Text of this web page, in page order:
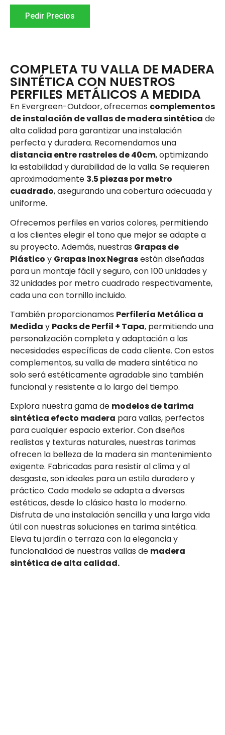
Pedir Precios
COMPLETA TU VALLA DE MADERA
SINTÉTICA CON NUESTROS
PERFILES METÁLICOS A MEDIDA
En Evergreen-Outdoor, ofrecemos complementos
de instalación de vallas de madera sintética de
alta calidad para garantizar una instalación
perfecta y duradera. Recomendamos una
distancia entre rastreles de 40cm, optimizando
la estabilidad y durabilidad de la valla. Se requieren
aproximadamente 3.5 piezas por metro
cuadrado, asegurando una cobertura adecuada y
uniforme.
Ofrecemos perfiles en varios colores, permitiendo
a los clientes elegir el tono que mejor se adapte a
su proyecto. Además, nuestras Grapas de
Plástico y Grapas Inox Negrasestán diseñadas
para un montaje fácil y seguro, con 100 unidades y
32 unidades por metro cuadrado respectivamente,
cada una con tornillo incluido.
También proporcionamos Perfilería Metálica a
Medida y Packs de Perfil + Tapa, permitiendo una
personalización completa y adaptación a las
necesidades específicas de cada cliente. Con estos
complementos, su valla de madera sintética no
solo será estéticamente agradable sino también
funcional y resistente a lo largo del tiempo.
Explora nuestra gama de modelos de tarima
sintética efecto madera para vallas, perfectos
para cualquier espacio exterior. Con diseños
realistas y texturas naturales, nuestras tarimas
ofrecen la belleza de la madera sin mantenimiento
exigente. Fabricadas para resistir al clima y al
desgaste, son ideales para un estilo duradero y
práctico. Cada modelo se adapta a diversas
estéticas, desde lo clásico hasta lo moderno.
Disfruta de una instalación sencilla y una larga vida
útil con nuestras soluciones en tarima sintética.
Eleva tu jardín o terraza con la elegancia y
funcionalidad de nuestras vallas de madera
sintética de alta calidad.